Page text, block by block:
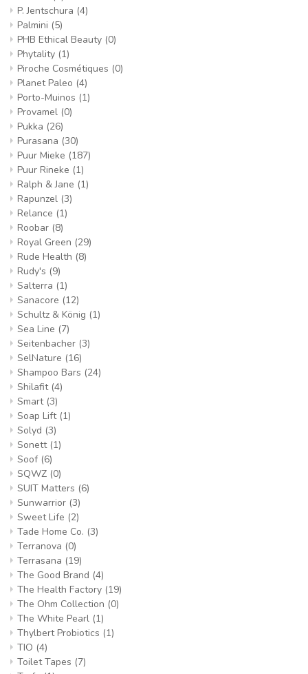
P. Jentschura (4)
Palmini (5)
PHB Ethical Beauty (0)
Phytality (1)
Piroche Cosmétiques (0)
Planet Paleo (4)
Porto-Muinos (1)
Provamel (0)
Pukka (26)
Purasana (30)
Puur Mieke (187)
Puur Rineke (1)
Ralph & Jane (1)
Rapunzel (3)
Relance (1)
Roobar (8)
Royal Green (29)
Rude Health (8)
Rudy's (9)
Salterra (1)
Sanacore (12)
Schultz & König (1)
Sea Line (7)
Seitenbacher (3)
SelNature (16)
Shampoo Bars (24)
Shilafit (4)
Smart (3)
Soap Lift (1)
Solyd (3)
Sonett (1)
Soof (6)
SQWZ (0)
SUIT Matters (6)
Sunwarrior (3)
Sweet Life (2)
Tade Home Co. (3)
Terranova (0)
Terrasana (19)
The Good Brand (4)
The Health Factory (19)
The Ohm Collection (0)
The White Pearl (1)
Thylbert Probiotics (1)
TIO (4)
Toilet Tapes (7)